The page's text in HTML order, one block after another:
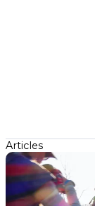
Articles